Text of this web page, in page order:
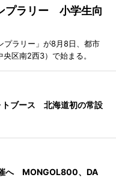
プラリー 小学生向
プラリー」が8月8日、都市
区南2西3）で始まる。
トブース 北海道初の常設
へ MONGOL800、DA